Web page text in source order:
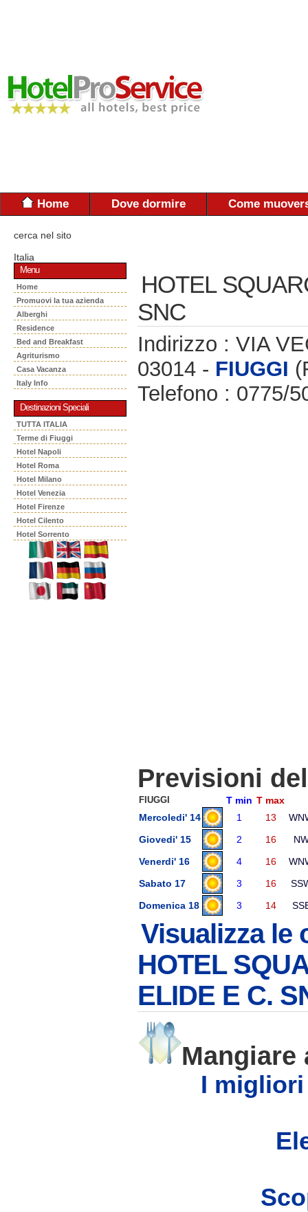
Home Dove dormire Come
cerca nel sito
Italia
Menu
Home
Promuovi la tua azienda
Alberghi
Residence
Bed and Breakfast
Agriturismo
Casa Vacanza
Italy Info
Destinazioni Speciali
TUTTA ITALIA
Terme di Fiuggi
Hotel Napoli
Hotel Roma
Hotel Milano
Hotel Venezia
Hotel Firenze
Hotel Cilento
Hotel Sorrento
HOTEL
SNC
Indirizzo : VIA
03014 - FIUGGI
Telefono : 0775/
Previsioni
FIUGGI T min T max
Mercoledi' 14
1 13
Giovedi' 15
2 16
Venerdi' 16
4 16
Sabato 17
3 16
Domenica 18
3 14
Visualizza le
HOTEL
ELIDE E C.
Mangiare
I